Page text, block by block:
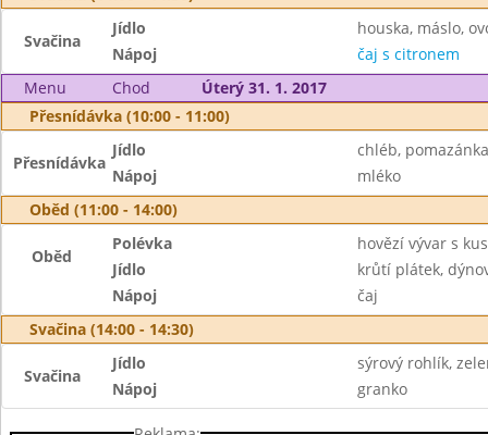
Svačina
Jídlo
houska, máslo,
Nápoj
čaj s citronem
Menu
Chod
Úterý 31. 1. 2017
Přesnídávka (10:00 - 11:00)
Přesnídávka
Jídlo
chléb,
Nápoj
mléko
Oběd (11:00 - 14:00)
Oběd
Polévka
hovězí vývar s
Jídlo
krůtí plátek,
Nápoj
čaj
Svačina (14:00 - 14:30)
Svačina
Jídlo
sýrový rohlík,
Nápoj
granko